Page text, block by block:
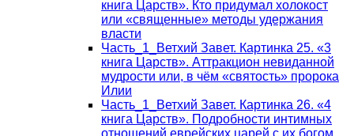
книга Царств». Кто придумал холокост
или «священные» методы удержания
власти
Часть_1_Ветхий Завет. Картинка 25. «3
книга Царств». Аттракцион невиданной
мудрости или, в чём «святость» пророка
Илии
Часть_1_Ветхий Завет. Картинка 26. «4
книга Царств». Подробности интимных
отношений еврейских царей с их богом